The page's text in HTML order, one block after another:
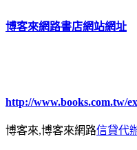
博客來網路書店網站網址
http://www.books.com.tw/
博客來,博客來網路信貸代